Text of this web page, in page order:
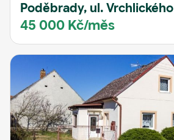
Poděbrady, ul. Vrchlického
45 000 Kč/měs